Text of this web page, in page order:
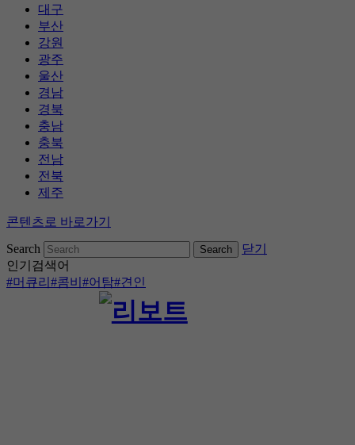
대구
부산
강원
광주
울산
경남
경북
충남
충북
전남
전북
제주
콘텐츠로 바로가기
Search
닫기
인기검색어
#머큐리 #콤비 #어탐#견인